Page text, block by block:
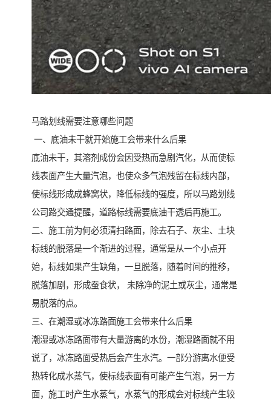
马路划线需要注意哪些问题
一、底油未干就开始施工会带来什么后果
底油未干，其溶剂成份会因受热而急剧汽化，从而使标
线表面产生大量汽泡，也使众多气泡残留在标线内部，
使标线形成成蜂窝状，降低标线的强度，所以马路划线
公司路交通提醒，道路标线需要底油干透后再施工。
二、施工前为何必须清扫路面，除去石子、灰尘、土块
标线的脱落是一个渐进的过程，通常是从一个小点开
始，标线如果产生缺角，一旦脱落，随着时间的推移，
脱落加剧，形成蚕食状， 未除净的泥土或灰尘，通常是
易脱落的点。
三、在潮湿或冰冻路面施工会带来什么后果
潮湿或冰冻路面带有大量游离的水份，潮湿路面就不用
说了，冰冻路面受热后会产生水汽。一部分游离水便受
热转化成水蒸气，使标线表面有可能产生气泡，另一方
面，施工时产生水蒸气，水蒸气的形成会对标线产生较